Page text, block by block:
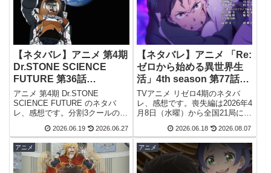
【ネタバレ】アニメ 第4期
Dr.STONE SCIENCE
FUTURE 第36話
「WHYMAN」のネタバ
レ、感想
アニメ 第4期 Dr.STONE
SCIENCE FUTURE のネタバ
レ、感想です。分割3クールの第
ールとなります。詳しい内容
は、TV放送だけでなくABEMA
等のネット配信でも視聴出来ま
す。前回の記事はこちら...
2026.06.19 2026.06.27
【ネタバレ】アニメ 「Re:
ゼロから始める異世界生
活」4th season 第77話
「Re:ゼロから始める異世
界生活」のネタバレ、感
想
TVアニメ リゼロ4期のネタバ
レ、感想です。喪失編は2026年4
月8日（水曜）から全国21局にて
TV放送だけでなくABEMA・dア
ニメストア等のネット配信でも
視聴出来ます。前回の記事はこ
ちらです。第77話「Re:...
2026.06.18 2026.08.07
アニメ アニメ